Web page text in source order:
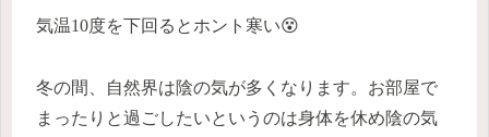
気温10度を下回るとホント寒い😵
冬の間、自然界は陰の気が多くなります。お部屋で
まったりと過ごしたいというのは身体を休め陰の気